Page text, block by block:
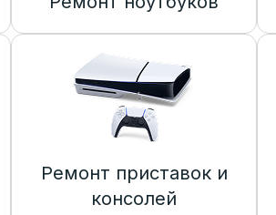
Ремонт приставок и
консолей